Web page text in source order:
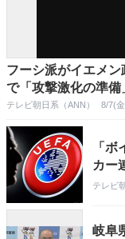
フーシ派がイエメ
で「攻撃激化の準備
テレビ朝日系（ANN） 8/7(
「
カー
テレビ
岐阜